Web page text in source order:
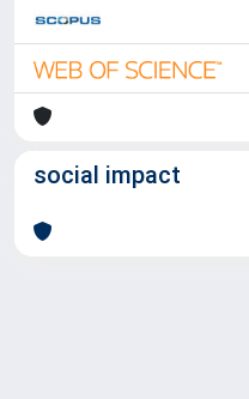
social impact